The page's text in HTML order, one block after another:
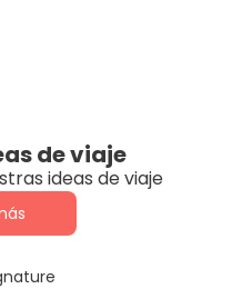
de viaje
ideas de viaje